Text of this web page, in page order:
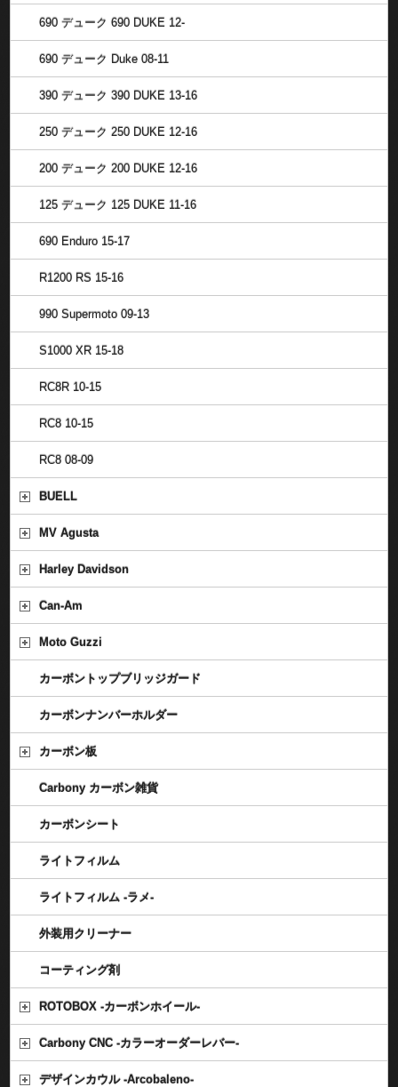
690 デューク 690 DUKE 12-
690 デューク Duke 08-11
390 デューク 390 DUKE 13-16
250 デューク 250 DUKE 12-16
200 デューク 200 DUKE 12-16
125 デューク 125 DUKE 11-16
690 Enduro 15-17
R1200 RS 15-16
990 Supermoto 09-13
S1000 XR 15-18
RC8R 10-15
RC8 10-15
RC8 08-09
BUELL
MV Agusta
Harley Davidson
Can-Am
Moto Guzzi
カーボントップブリッジガード
カーボンナンバーホルダー
カーボン板
Carbony カーボン雑貨
カーボンシート
ライトフィルム
ライトフィルム -ラメ-
外装用クリーナー
コーティング剤
ROTOBOX -カーボンホイール-
Carbony CNC -カラーオーダーレバー-
デザインカウル -Arcobaleno-